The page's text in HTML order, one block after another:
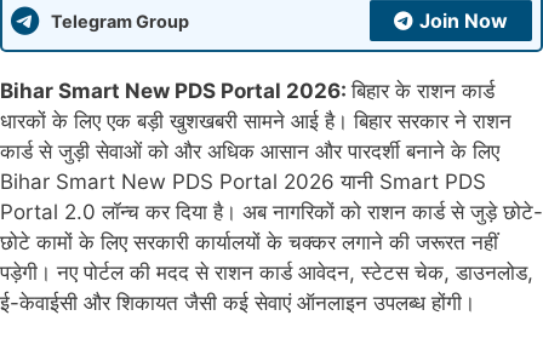
Telegram Group Join Now
Bihar Smart New PDS Portal 2026:बिहार के राशन कार्ड
धारकों के लिए एक बड़ी खुशखबरी सामने आई है। बिहार सरकार ने राशन
कार्ड से जुड़ी सेवाओं को और अधिक आसान और पारदर्शी बनाने के लिए
Bihar Smart New PDS Portal 2026 यानी Smart PDS
Portal 2.0 लॉन्च कर दिया है। अब नागरिकों को राशन कार्ड से जुड़े छोटे-
छोटे कामों के लिए सरकारी कार्यालयों के चक्कर लगाने की जरूरत नहीं
पड़ेगी। नए पोर्टल की मदद से राशन कार्ड आवेदन, स्टेटस चेक, डाउनलोड,
ई-केवाईसी और शिकायत जैसी कई सेवाएं ऑनलाइन उपलब्ध होंगी।